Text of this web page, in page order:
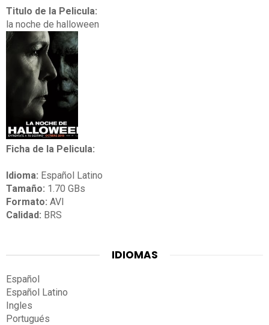
Titulo de la Pelicula:
la noche de halloween
Ficha de la Pelicula:
Idioma: Español Latino
Tamaño: 1.70 GBs
Formato: AVI
Calidad: BRS
IDIOMAS
Español
Español Latino
Ingles
Portugués